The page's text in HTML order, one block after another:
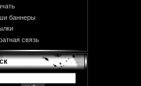
баннеры
связь